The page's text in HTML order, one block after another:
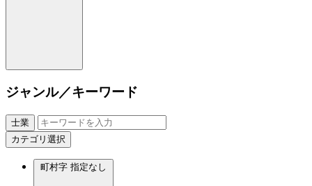
ジャンル／キーワード
士業
カテゴリ選択
町村字 指定なし